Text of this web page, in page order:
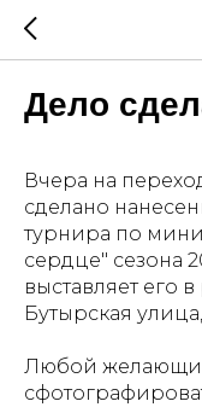
Дело
Вчера на
сделано
турнира по
сердце" сезона
выставляет его
Бутырская
Любой